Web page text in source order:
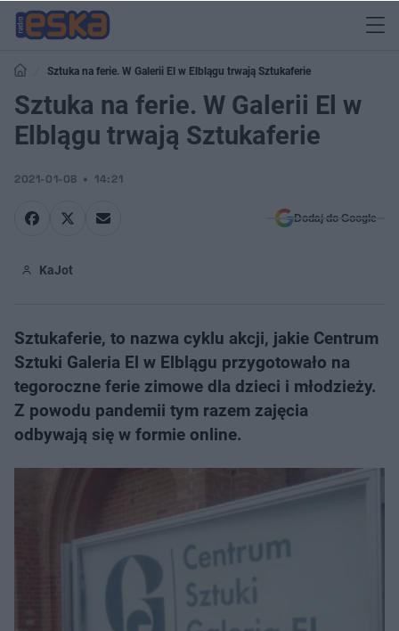
Sztuka na ferie. W Galerii El w Elblągu trwają Sztukaferie
Sztuka na ferie. W Galerii El w
Elblągu trwają Sztukaferie
2021-01-08 14:21
Dodaj do Google
KaJot
Sztukaferie, to nazwa cyklu akcji, jakie Centrum
Sztuki Galeria El w Elblągu przygotowało na
tegoroczne ferie zimowe dla dzieci i młodzieży.
Z powodu pandemii tym razem zajęcia
odbywają się w formie online.